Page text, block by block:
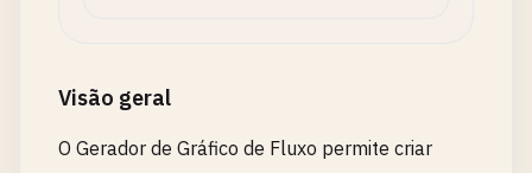
Visão geral
O Gerador de Gráfico de Fluxo permite criar